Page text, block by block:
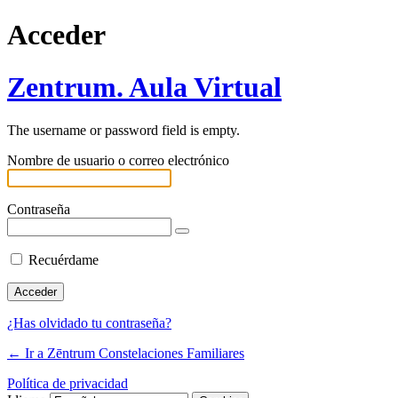
Acceder
Zentrum. Aula Virtual
The username or password field is empty.
Nombre de usuario o correo electrónico
Contraseña
Recuérdame
¿Has olvidado tu contraseña?
← Ir a Zēntrum Constelaciones Familiares
Política de privacidad